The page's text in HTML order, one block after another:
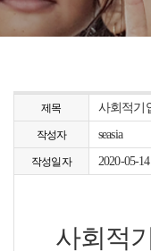
제목 사회적기
작성자 seasia
작성일자 2020-05-14
사회적